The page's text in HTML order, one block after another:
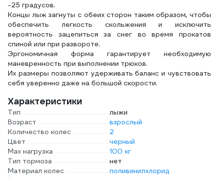
-25 градусов.
Концы лыж загнуты с обеих сторон таким образом, чтобы
обеспечить легкость скольжения и исключить
вероятность зацепиться за снег во время прокатов
спиной или при развороте.
Эргономичная форма гарантирует необходимую
маневренность при выполнении трюков.
Их размеры позволяют удерживать баланс и чувствовать
себя уверенно даже на большой скорости.
Характеристики
Тип
лыжи
Возраст
взрослый
Количество колес
2
Цвет
черный
Max нагрузка
100 кг
Тип тормоза
нет
Материал колес
поливинилхлорид